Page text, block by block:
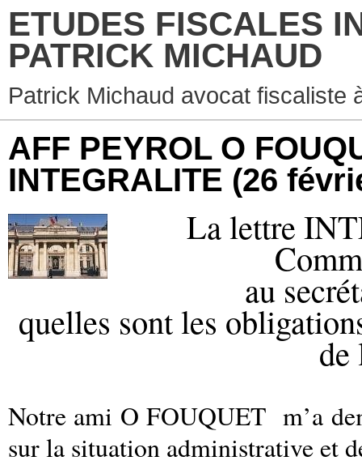
ETUDES FISCALES
PATRICK MICHAUD
Patrick Michaud avocat fiscaliste
AFF PEYROL O
INTEGRALITE (26
La lettre
au
quelles sont les
de
Notre ami O FOUQUET m’a
sur la situation administrative et